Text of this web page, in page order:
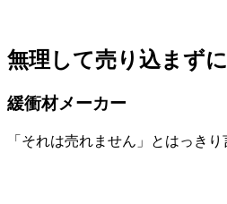
無理して売り込まず
緩衝材メーカー
「それは売れません」とはっき